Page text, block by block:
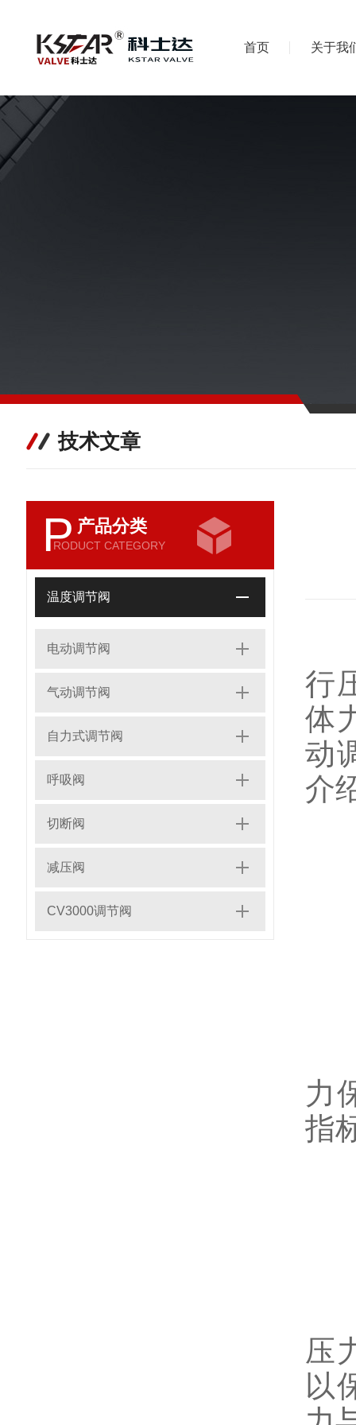
首页 关于我
技术文章
P 产品分类
RODUCT CATEGORY
温度调节阀
电动调节阀
气动调节阀
自力式调节阀
呼吸阀
切断阀
减压阀
CV3000调节阀
行
体
动
介
力
指
压
以